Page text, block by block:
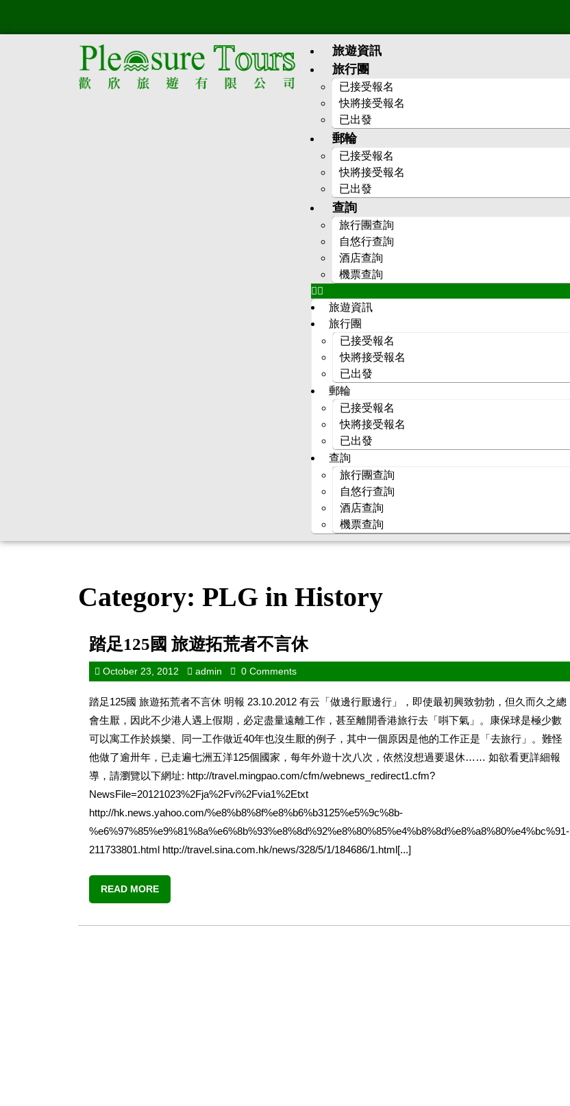
旅遊資訊
旅行團
已接受報名
快將接受報名
已出發
郵輪
已接受報名
快將接受報名
已出發
查詢
旅行團查詢
自悠行查詢
酒店查詢
機票查詢
旅遊資訊
旅行團
已接受報名
快將接受報名
已出發
郵輪
已接受報名
快將接受報名
已出發
查詢
旅行團查詢
自悠行查詢
酒店查詢
機票查詢
Category: PLG in History
踏足125國 旅遊拓荒者不言休
October 23, 2012 admin 0 Comments
踏足125國 旅遊拓荒者不言休 明報 23.10.2012 有云「做邊行厭邊行」，即使最初興致勃勃，但久而久之總
會生厭，因此不少港人遇上假期，必定盡量遠離工作，甚至離開香港旅行去「唞下氣」。康保球是極少數
可以寓工作於娛樂、同一工作做近40年也沒生厭的例子，其中一個原因是他的工作正是「去旅行」。難怪
他做了逾卅年，已走遍七洲五洋125個國家，每年外遊十次八次，依然沒想過要退休…… 如欲看更詳細報
導，請瀏覽以下網址: http://travel.mingpao.com/cfm/webnews_redirect1.cfm?
NewsFile=20121023%2Fja%2Fvi%2Fvia1%2Etxt
http://hk.news.yahoo.com/%e8%b8%8f%e8%b6%b3125%e5%9c%8b-
%e6%97%85%e9%81%8a%e6%8b%93%e8%8d%92%e8%80%85%e4%b8%8d%e8%a8%80%e4%bc%91-
211733801.html http://travel.sina.com.hk/news/328/5/1/184686/1.html[...]
READ MORE